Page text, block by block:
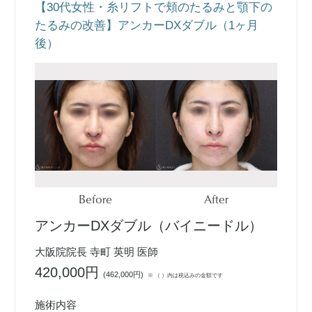
【30代女性・糸リフトで頬のたるみと顎下の
たるみの改善】アンカーDXダブル（1ヶ月
後）
Before After
アンカーDXダブル（バイニードル）
大阪院院長 寺町 英明 医師
420,000円(462,000円) ※ （ ）内は税込みの金額です
施術内容